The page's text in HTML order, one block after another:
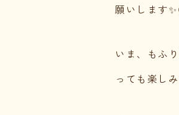
願いします
いま、もふ
っても楽し